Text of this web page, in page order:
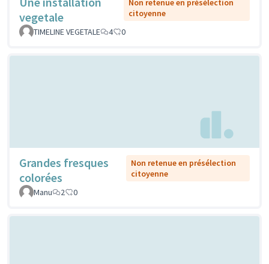
vegetale
Non retenue en présélection
citoyenne
TIMELINE VEGETALE
4 0
Grandes fresques
colorées
Non retenue en présélection
citoyenne
Manu
2 0